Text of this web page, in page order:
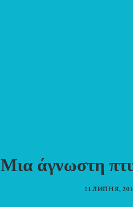
Μια άγνωστη
11 ЛИПНЯ,